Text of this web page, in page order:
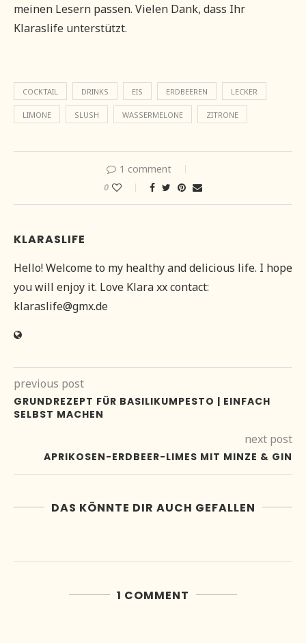
meinen Lesern passen. Vielen Dank, dass Ihr
Klaraslife unterstützt.
COCKTAIL DRINKS EIS ERDBEEREN LECKER
LIMONE SLUSH WASSERMELONE ZITRONE
1 comment
0
KLARASLIFE
Hello! Welcome to my healthy and delicious life. I hope
you will enjoy it. Love Klara xx contact:
klaraslife@gmx.de
previous post
GRUNDREZEPT FÜR BASILIKUMPESTO | EINFACH
SELBST MACHEN
next post
APRIKOSEN-ERDBEER-LIMES MIT MINZE & GIN
DAS KÖNNTE DIR AUCH GEFALLEN
1 COMMENT